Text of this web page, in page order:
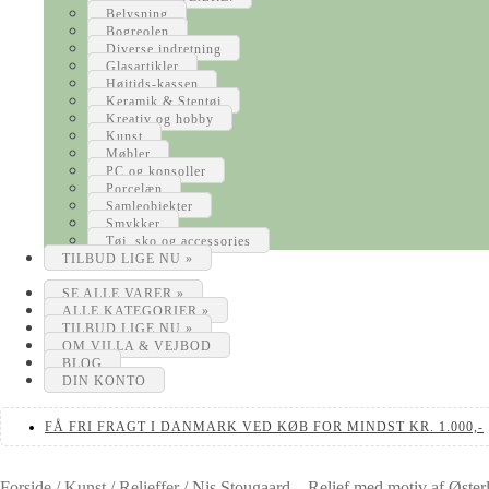
Belysning
Bogreolen
Diverse indretning
Glasartikler
Højtids-kassen
Keramik & Stentøj
Kreativ og hobby
Kunst
Møbler
PC og konsoller
Porcelæn
Samleobjekter
Smykker
Tøj, sko og accessories
TILBUD LIGE NU »
SE ALLE VARER »
ALLE KATEGORIER »
TILBUD LIGE NU »
OM VILLA & VEJBOD
BLOG
DIN KONTO
FÅ FRI FRAGT I DANMARK VED KØB FOR MINDST KR. 1.000,-